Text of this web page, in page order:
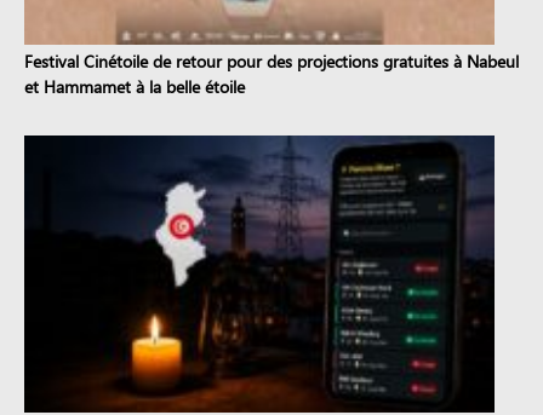
Festival Cinétoile de retour pour des projections gratuites à Nabeul
et Hammamet à la belle étoile